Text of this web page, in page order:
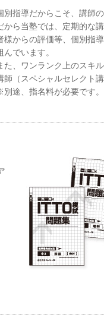
別指導だからこそ、講師
から当塾では、定期的な
様からの評価等、個別指
んでいます。
た、ワンランク上のスキ
師（スペシャルセレクト
別途、指名料が必要です。